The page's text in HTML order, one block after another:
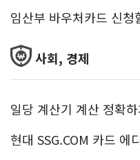
사회, 경제